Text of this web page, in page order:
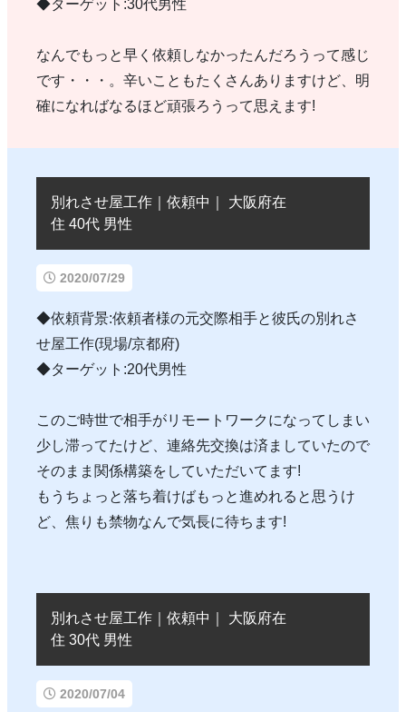
◆ターゲット:30代男性
なんでもっと早く依頼しなかったんだろうって感じ
です・・・。辛いこともたくさんありますけど、明
確になればなるほど頑張ろうって思えます!
別れさせ屋工作｜依頼中｜ 大阪府在
住 40代 男性
2020/07/29
◆依頼背景:依頼者様の元交際相手と彼氏の別れさ
せ屋工作(現場/京都府)
◆ターゲット:20代男性
このご時世で相手がリモートワークになってしまい
少し滞ってたけど、連絡先交換は済ましていたので
そのまま関係構築をしていただいてます!
もうちょっと落ち着けばもっと進めれると思うけ
ど、焦りも禁物なんで気長に待ちます!
別れさせ屋工作｜依頼中｜ 大阪府在
住 30代 男性
2020/07/04